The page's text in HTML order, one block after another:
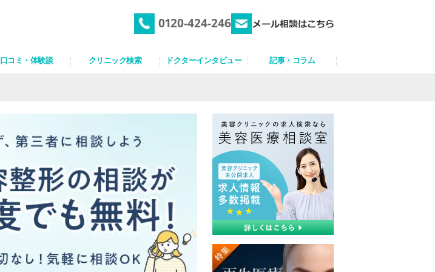
0120-424-246
口コミ・体験談 クリニック検索 ドクターインタビュー 記事・コラム